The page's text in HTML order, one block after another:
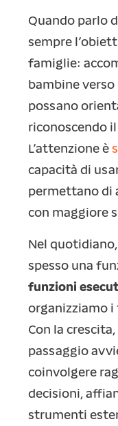
Quando parlo
sempre
famiglie:
bambine verso
possano
riconoscendo
L’attenzione è
capacità di
permettano di
con maggiore
Nel
spesso una
funzioni
organizziamo i
Con la
passaggio
coinvolgere
decisioni,
strumenti